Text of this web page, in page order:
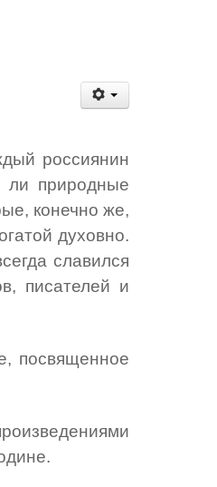
россиянин
ли природные
конечно же,
духовно.
славился
писателей и
посвященное